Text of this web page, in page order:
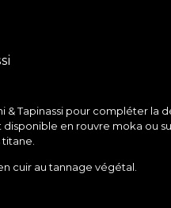
& Tapinassi pour compléter la
disponible en rouvre moka ou
cuir au tannage végétal.